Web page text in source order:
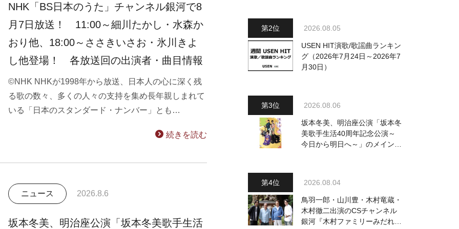
NHK「BS日本のうた」チャンネル銀河で8
月7日放送！ 11:00～細川たかし・水森か
おり他、18:00～ささきいさお・氷川きよ
し他登場！ 各放送回の出演者・曲目情報
©NHK NHKが1998年から放送、日本人の心に深く残
る歌の数々、多くの人々の支持を集め長年親しまれて
いる「日本のスタンダード・ナンバー」とも…
続きを読む
ニュース 2026.8.6
坂本冬美、明治座公演「坂本冬美歌手生活
出演者・曲目情報
2026.08.05
USEN HIT演歌/歌謡曲ランキン
グ（2026年7月24日～2026年7
月30日）
2026.08.06
坂本冬美、明治座公演「坂本冬
美歌手生活40周年記念公演～
今日から明日へ～」のメインビ
2026.08.04
鳥羽一郎・山川豊・木村竜蔵・
木村徹二出演のCSチャンネル
銀河『木村ファミリーみだれ旅